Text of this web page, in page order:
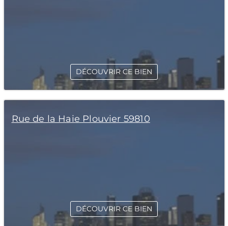
DÉCOUVRIR CE BIEN
Rue de la Haie Plouvier 59810
DÉCOUVRIR CE BIEN